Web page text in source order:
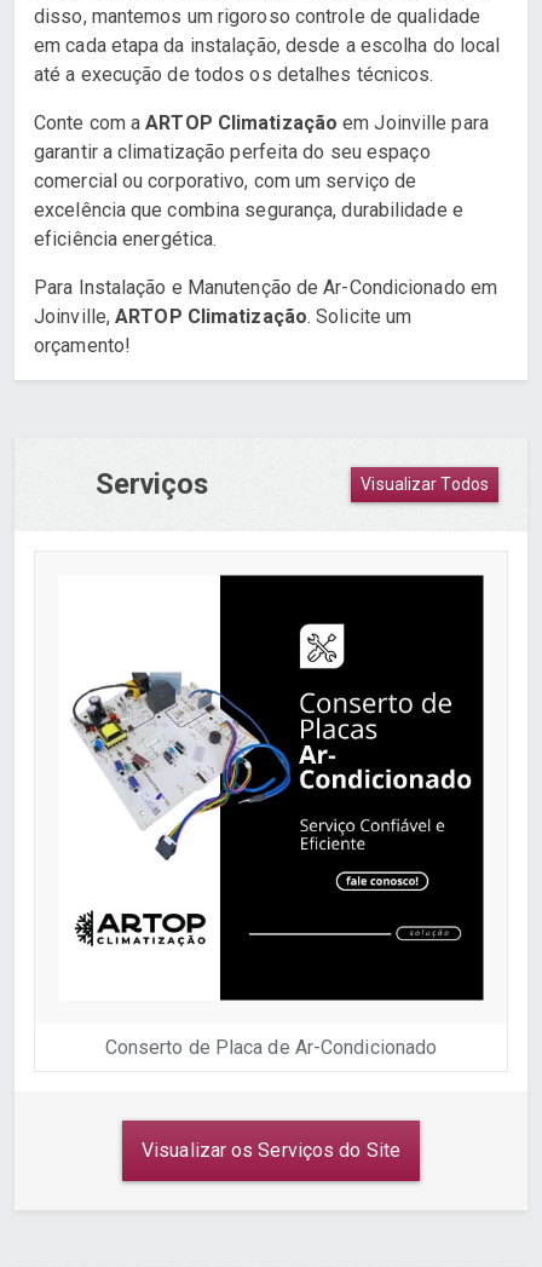
disso, mantemos um rigoroso controle de qualidade
em cada etapa da instalação, desde a escolha do local
até a execução de todos os detalhes técnicos.
Conte com aARTOP Climatização em Joinville para
garantir a climatização perfeita do seu espaço
comercial ou corporativo, com um serviço de
excelência que combina segurança, durabilidade e
eficiência energética.
Para Instalação e Manutenção de Ar-Condicionado em
Joinville,ARTOP Climatização. Solicite um
orçamento!
Serviços Visualizar Todos
Conserto de Placa de Ar-Condicionado
Visualizar os Serviços do Site